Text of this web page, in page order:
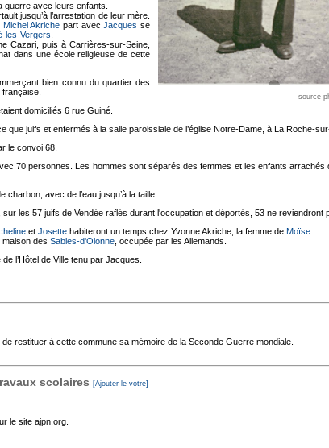
source
guerre avec leurs enfants.
jusqu’à l’arrestation de leur mère.
Michel Akriche part avecJacques se
les-Vergers
Cazari, puis à Carrières-sur-Seine,
dans une école religieuse de cette
bien connu du quartier des
domiciliés 6 rue Guiné.
juifs et enfermés à la salle paroissiale de l’église Notre-Dame, à La Roche-
le convoi 68.
70 personnes. Les hommes sont séparés des femmes et les enfants arrachés
avec de l’eau jusqu’à la taille.
les 57 juifs de Vendée raflés durant l'occupation et déportés, 53 ne reviendront
et Josette habiteront un temps chez Yvonne Akriche, la femme de Moïse
des Sables-d'Olonne , occupée par les Allemands.
l’Hôtel de Ville tenu par Jacques.
restituer à cette commune sa mémoire de la Seconde Guerre mondiale.
scolaires [Ajouter le votre]
le site ajpn.org.